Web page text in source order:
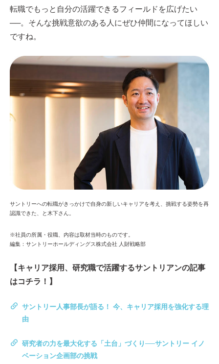
転職でもっと自分の活躍できるフィールドを広げたい
──。そんな挑戦意欲のある人にぜひ仲間になってほしい
ですね。
サントリーへの転職がきっかけで自身の新しいキャリアを考え、挑戦する姿勢を再
認識できた、と木下さん。
※社員の所属・役職、内容は取材当時のものです。
編集：サントリーホールディングス株式会社 人財戦略部
【キャリア採用、研究職で活躍するサントリアンの記事
はコチラ！】
サントリー人事部長が語る！ 今、キャリア採用を強化する理
由
研究者の力を最大化する「土台」づくり──サントリー イノ
ベーション企画部の挑戦